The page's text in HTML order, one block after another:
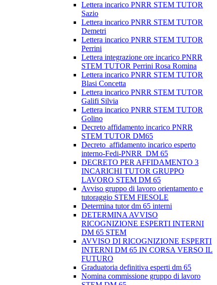
Lettera incarico PNRR STEM TUTOR
Sazio
Lettera incarico PNRR STEM TUTOR
Demetri
Lettera incarico PNRR STEM TUTOR
Perrini
Lettera integrazione ore incarico PNRR
STEM TUTOR Perrini Rosa Romina
Lettera incarico PNRR STEM TUTOR
Blasi Concetta
Lettera incarico PNRR STEM TUTOR
Galifi Silvia
Lettera incarico PNRR STEM TUTOR
Golino
Decreto affidamento incarico PNRR
STEM TUTOR DM65
Decreto_affidamento incarico esperto
interno-Fedi-PNRR_DM 65
DECRETO PER AFFIDAMENTO 3
INCARICHI TUTOR GRUPPO
LAVORO STEM DM 65
Avviso gruppo di lavoro orientamento e
tutoraggio STEM FIESOLE
Determina tutor dm 65 interni
DETERMINA AVVISO
RICOGNIZIONE ESPERTI INTERNI
DM 65 STEM
AVVISO DI RICOGNIZIONE ESPERTI
INTERNI DM 65 IN CORSA VERSO IL
FUTURO
Graduatoria definitiva esperti dm 65
Nomina commissione gruppo di lavoro